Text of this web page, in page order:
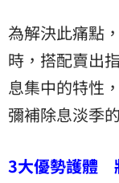
為解決此痛點
時，搭配賣出
息集中的特性
彌補除息淡季
3大優勢護體